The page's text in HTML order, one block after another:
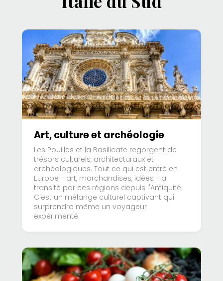
Art, culture et archéologie
Les Pouilles et la Basilicate regorgent de
trésors culturels, architecturaux et
archéologiques. Tout ce qui est entré en
Europe - art, marchandises, idées - a
transité par ces régions depuis l'Antiquité.
C'est un mélange culturel captivant qui
surprendra même un voyageur
expérimenté.